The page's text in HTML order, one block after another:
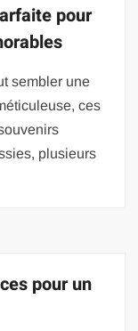
pour
sembler une
ces
plusieurs
pour un